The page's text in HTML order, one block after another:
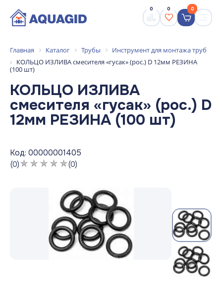
0 0 0
Главная Каталог Трубы
Инструмент для монтажа труб
КОЛЬЦО ИЗЛИВА смесителя «гусак» (рос.) D 12мм РЕЗИНА
(100 шт)
КОЛЬЦО ИЗЛИВА
смесителя «гусак» (рос.) D
12мм РЕЗИНА (100 шт)
Код: 00000001405
(0) (0)